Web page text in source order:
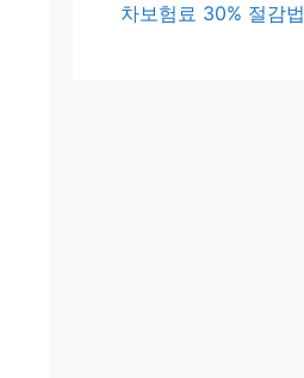
차보험료 30% 절감법